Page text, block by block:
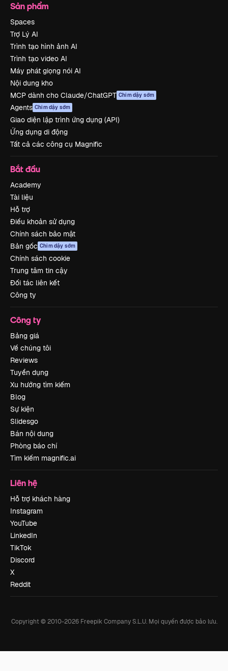
Sản phẩm
Spaces
Trợ Lý AI
Trình tạo hình ảnh AI
Trình tạo video AI
Máy phát giọng nói AI
Nội dung kho
MCP dành cho Claude/ChatGPT Chim dậy sớm
Agents Chim dậy sớm
Giao diện lập trình ứng dụng (API)
Ứng dụng di động
Tất cả các công cụ Magnific
Bắt đầu
Academy
Tài liệu
Hỗ trợ
Điều khoản sử dụng
Chính sách bảo mật
Bản gốc Chim dậy sớm
Chính sách cookie
Trung tâm tin cậy
Đối tác liên kết
Công ty
Công ty
Bảng giá
Về chúng tôi
Reviews
Tuyển dụng
Xu hướng tìm kiếm
Blog
Sự kiện
Slidesgo
Bán nội dung
Phòng báo chí
Tìm kiếm magnific.ai
Liên hệ
Hỗ trợ khách hàng
Instagram
YouTube
LinkedIn
TikTok
Discord
X
Reddit
Copyright © 2010-2026Freepik Company S.L.U. Mọi quyền được bảo lưu.